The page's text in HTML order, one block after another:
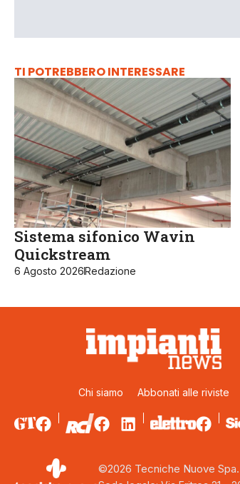
TI POTREBBERO INTERESSARE
Sistema sifonico Wavin
Quickstream
6 Agosto 2026Redazione
Chi siamo Abbonati alle riviste
©2026 Tecniche Nuove